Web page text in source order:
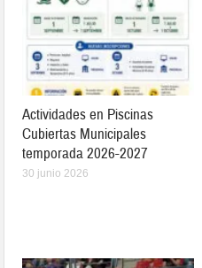
Actividades en Piscinas
Cubiertas Municipales
temporada 2026-2027
30 junio 2026